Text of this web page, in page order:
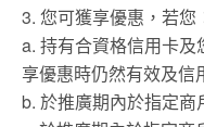
3. 您可獲享優惠，若您
a. 持有合資格信⽤卡
享優惠時仍然有效及信
b. 於推廣期內於指定商